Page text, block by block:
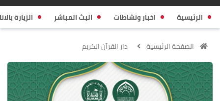
الرئيسية اخبار ونشاطات البث المباشر الزيارة
الصفحة الرئيسية دار القرآن الكريم